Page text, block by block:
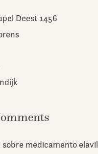
Deest 1456
medicamento elavil